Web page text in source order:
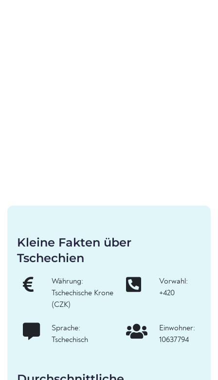
Kleine Fakten über
Tschechien
Währung:
Tschechische Krone
(CZK)
Vorwahl:
+420
Sprache:
Tschechisch
Einwohner:
10637794